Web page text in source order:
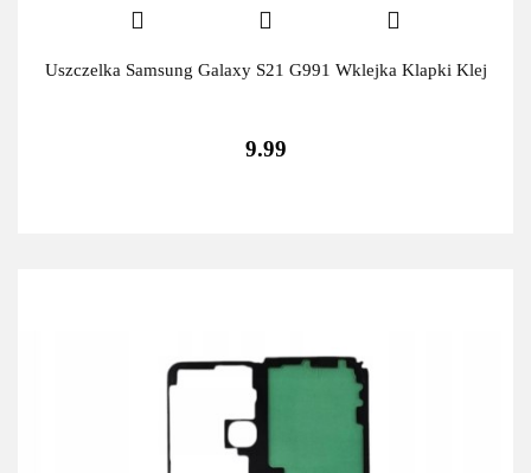
Uszczelka Samsung Galaxy S21 G991 Wklejka Klapki Klej
9.99